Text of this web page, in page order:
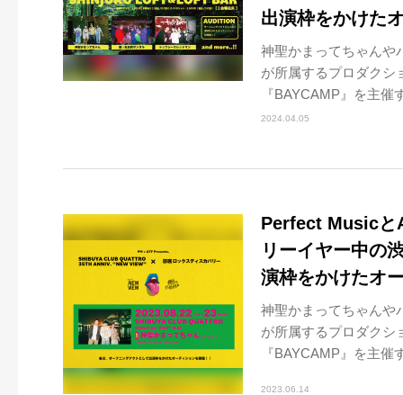
出演枠をかけた
神聖かまってちゃんや
が所属するプロダクシ
『BAYCAMP』を主催
2024.04.05
Perfect Musicと
リーイヤー中の
演枠をかけたオ
神聖かまってちゃんや
が所属するプロダクシ
『BAYCAMP』を主催
2023.06.14